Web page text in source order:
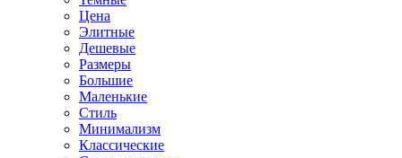
Цена
Элитные
Дешевые
Размеры
Большие
Маленькие
Стиль
Минимализм
Классические